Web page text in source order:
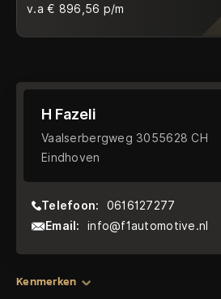
v.a € 896,56 p/m
H Fazeli
Vaalserbergweg 3055628 CH
Eindhoven
Telefoon:
0616127277
Email:
info@f1automotive.nl
Kenmerken